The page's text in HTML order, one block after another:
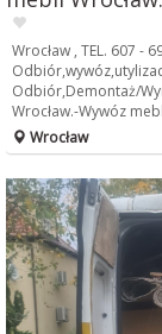
Wrocław , TEL. 607 -
Odbiór,Demontaż/
Wrocław.-Wywóz
Wrocław